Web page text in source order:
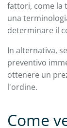
fattori, come la
una
determinare il
In alternativa,
preventivo
ottenere un
l'ordine.
Come